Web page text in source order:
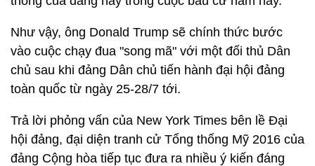
Như vậy, ông Donald Trump sẽ chính thức bước
vào cuộc chạy đua "song mã" với một đối thủ Dân
chủ sau khi đảng Dân chủ tiến hành đại hội đảng
toàn quốc từ ngày 25-28/7 tới.
Trả lời phỏng vấn của New York Times bên lề Đại
hội đảng, đại diện tranh cử Tổng thống Mỹ 2016 của
đảng Cộng hòa tiếp tục đưa ra nhiều ý kiến đáng